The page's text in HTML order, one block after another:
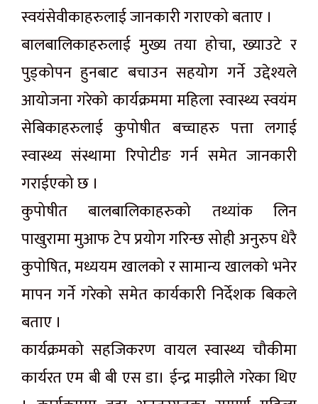
स्वयंसेवीकाहरुलाई जानकारी गराएको बताए ।
बालबालिकाहरुलाई मुख्य तया होचा, ख्याउटे र
पुड्कोपन हुनबाट बचाउन सहयोग गर्ने उद्देश्यले
आयोजना गरेको कार्यक्रममा महिला स्वास्थ्य स्वयंम
सेबिकाहरुलाई कुपोषीत बच्चाहरु पत्ता लगाई
स्वास्थ्य संस्थामा रिपोटीङ गर्न समेत जानकारी
गराईएको छ ।
कुपोषीत बालबालिकाहरुको तथ्यांक लिन
पाखुरामा मुआफ टेप प्रयोग गरिन्छ सोही अनुरुप धेरै
कुपोषित, मध्ययम खालको र सामान्य खालको भनेर
मापन गर्ने गरेको समेत कार्यकारी निर्देशक बिकले
बताए ।
कार्यक्रमको सहजिकरण वायल स्वास्थ्य चौकीमा
कार्यरत एम बी बी एस डा। ईन्द्र माझीले गरेका थिए